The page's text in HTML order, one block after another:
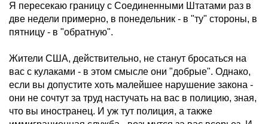
Я пересекаю границу с Соединенными Штатами раз в
две недели примерно, в понедельник - в "ту" стороны, в
пятницу - в "обратную".
Жители США, действительно, не станут бросаться на
вас с кулаками - в этом смысле они "добрые". Однако,
если вы допустите хоть малейшее нарушение закона -
они не сочтут за труд настучать на вас в полицию, зная,
что вы иностранец. И уж тут полиция, а также